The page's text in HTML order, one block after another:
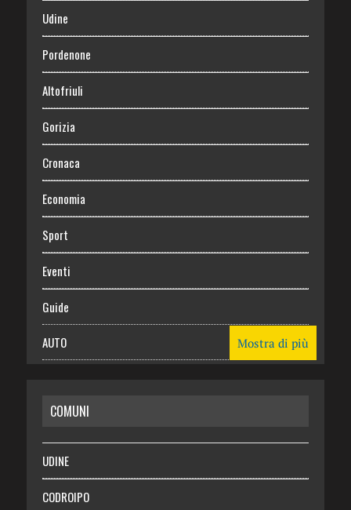
Udine
Pordenone
Altofriuli
Gorizia
Cronaca
Economia
Sport
Eventi
Guide
AUTO
RISPARMIO
SALUTE
Necrologie
Mostra di più
COMUNI
UDINE
CODROIPO